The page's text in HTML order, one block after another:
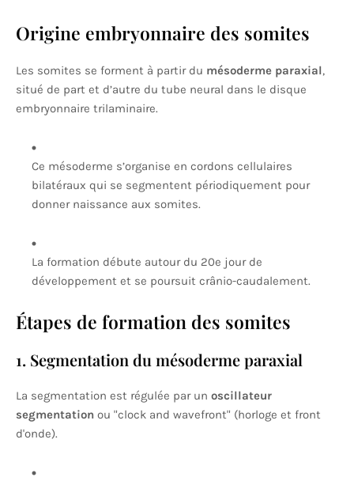
Origine embryonnaire des somites
Les somites se forment à partir du mésoderme paraxial,
situé de part et d’autre du tube neural dans le disque
embryonnaire trilaminaire.
Ce mésoderme s’organise en cordons cellulaires
bilatéraux qui se segmentent périodiquement pour
donner naissance aux somites.
La formation débute autour du 20e jour de
développement et se poursuit crânio-caudalement.
Étapes de formation des somites
1. Segmentation du mésoderme paraxial
La segmentation est régulée par un oscillateur
segmentation ou "clock and wavefront" (horloge et front
d'onde).